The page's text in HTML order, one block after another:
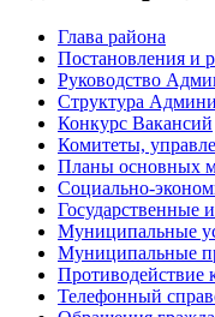
Глава района
Постановления и
Руководство
Структура
Конкурс Вакансий
Комитеты,
Планы основных
Социально-
Государственные
Муниципальные
Муниципальные
Противодействие
Телефонный